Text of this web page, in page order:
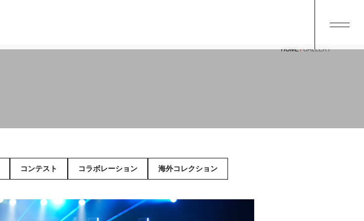
HOME GALLERY
コンテスト コラボレーション 海外コレクション